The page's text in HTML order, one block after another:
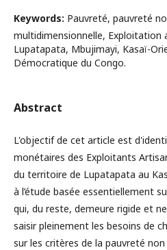
Keywords: Pauvreté, pauvreté
multidimensionnelle, Exploitation
Lupatapata, Mbujimayi, Kasaï-
Démocratique du Congo.
Abstract
L'objectif de cet article est
monétaires des Exploitants
du territoire de Lupatapata au
à l’étude basée essentiellement
qui, du reste, demeure rigide et
saisir pleinement les besoins de
sur les critères de la pauvreté